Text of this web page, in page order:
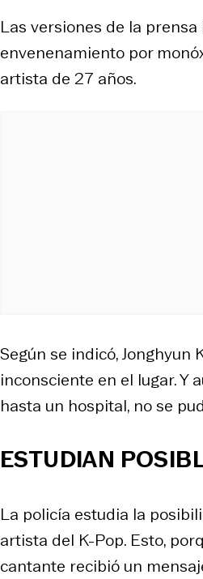
Las versiones de la
envenenamiento por
artista de 27 años.
Según se indicó, Jonghyun
inconsciente en el lugar. Y
hasta un hospital, no se
ESTUDIAN
La policía estudia la
artista del K-Pop. Esto,
cantante recibió un